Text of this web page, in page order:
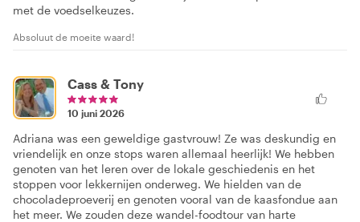
met de voedselkeuzes.
Absoluut de moeite waard!
Cass & Tony
10 juni 2026
Adriana was een geweldige gastvrouw! Ze was deskundig en
vriendelijk en onze stops waren allemaal heerlijk! We hebben
genoten van het leren over de lokale geschiedenis en het
stoppen voor lekkernijen onderweg. We hielden van de
chocoladeproeverij en genoten vooral van de kaasfondue aan
het meer. We zouden deze wandel-foodtour van harte